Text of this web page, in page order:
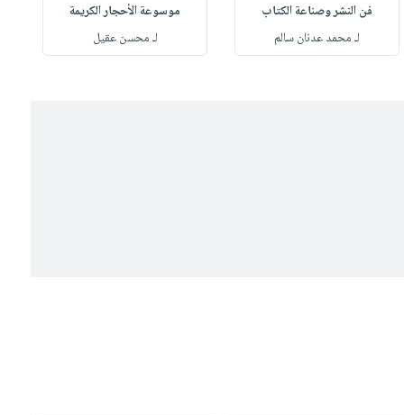
فن النشر وصناعة الكتاب
لـ محمد عدنان سالم
موسوعة الأحجار الكريمة
لـ محسن عقيل